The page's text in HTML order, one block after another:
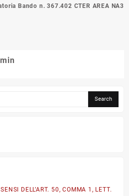
Bando n. 367.402 CTER AREA NA3
DELL’ART. 50, COMMA 1, LETT.